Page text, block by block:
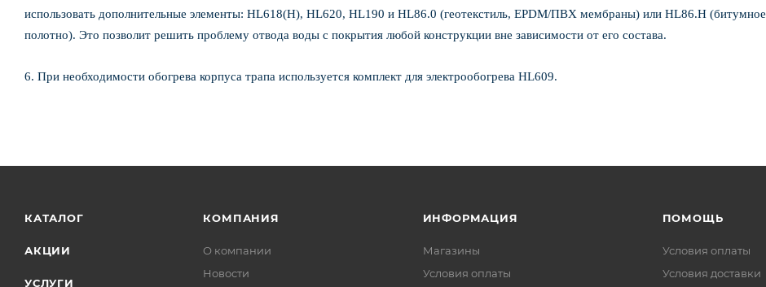
использовать дополнительные элементы: HL618(Н), HL620, HL190 и HL86.0 (геотекстиль, EPDM/ПВХ мембраны) или HL86.H (битумное
полотно). Это позволит решить проблему отвода воды с покрытия любой конструкции вне зависимости от его состава.
6. При необходимости обогрева корпуса трапа используется комплект для электрообогрева HL609.
КАТАЛОГ
АКЦИИ
УСЛУГИ
КОМПАНИЯ
О компании
Новости
ИНФОРМАЦИЯ
Магазины
Условия оплаты
ПОМОЩЬ
Условия оплаты
Условия доставки